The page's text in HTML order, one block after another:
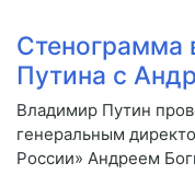
Стенограмма
Путина с
Владимир Путин
генеральным
России» Андреем